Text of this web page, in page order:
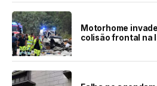
Motorhome
colisão frontal na